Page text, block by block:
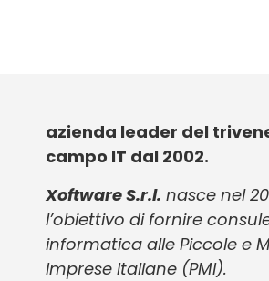
azienda leader del
campo IT dal 2002.
Xoftware S.r.l. nasce nel
l’obiettivo di fornire
informatica alle Piccole e
Imprese Italiane (PMI).